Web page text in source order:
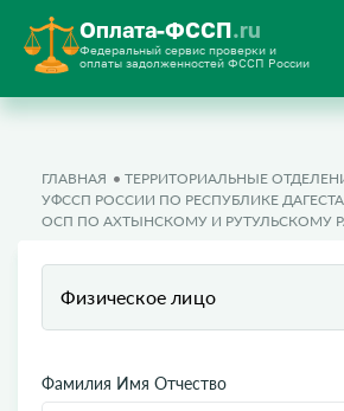
Оплата-ФССП.ru
Федеральный сервис проверки и
оплаты задолженностей ФССП России
ГЛАВНАЯ
ТЕРРИТОРИАЛЬНЫЕ
УФССП РОССИИ ПО РЕСПУБЛИКЕ
ОСП ПО АХТЫНСКОМУ И РУТУЛЬСКОМУ
Физическое лицо
Фамилия Имя Отчество